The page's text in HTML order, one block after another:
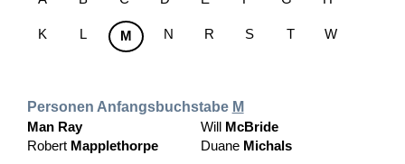
K L M N R S T W
Personen Anfangsbuchstabe M
Man Ray
Robert Mapplethorpe
Will McBride
Duane Michals